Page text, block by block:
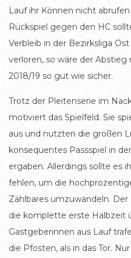
Lauf ihr Können nicht
Rückspiel gegen den HC
Verbleib in der Bezirksliga
verloren, so wäre der Abstieg
2018/19 so gut wie sicher.
Trotz der Pleitenserie im
motiviert das Spielfeld. Sie
aus und nutzten die großen
konsequentes Passspiel in
ergaben. Allerdings sollte es
fehlen, um die
Zählbares umzuwandeln.
die komplette erste Halbzeit
Gastgeberinnen aus Lauf
die Pfosten, als in das Tor.